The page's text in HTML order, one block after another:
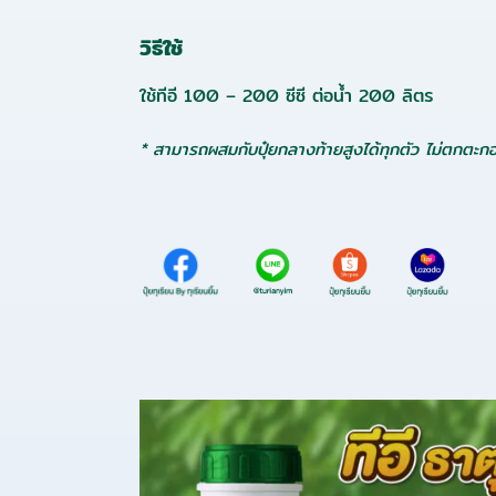
วิธีใช้
ใช้ทีอี 100 – 200 ซีซี ต่อน้ำ 200 ลิตร
* สามารถผสมกับปุ๋ยกลางท้ายสูงได้ทุกตัว ไม่ตกตะก